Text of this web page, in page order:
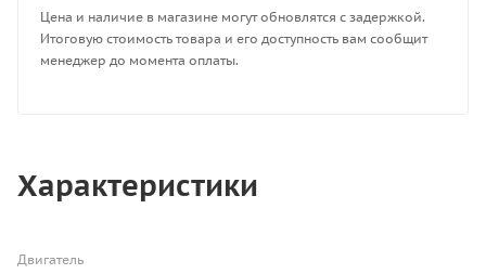
Цена и наличие в магазине могут обновлятся с задержкой.
Итоговую стоимость товара и его доступность вам сообщит
менеджер до момента оплаты.
Характеристики
Двигатель